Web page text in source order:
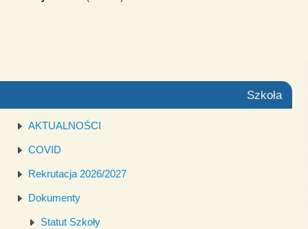
Szkoła
AKTUALNOŚCI
COVID
Rekrutacja 2026/2027
Dokumenty
Statut Szkoły